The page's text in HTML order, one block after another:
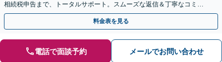
相続税申告まで、トータルサポート。スムーズな返信＆丁寧なコミュ
ニケーション◎お気軽にご相談ください。
料金表を見る
電話で面談予約 メールでお問い合わせ